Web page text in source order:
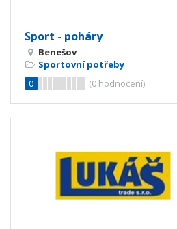
Sport - poháry
Benešov
Sportovní potřeby
0
(0 hodnocení)